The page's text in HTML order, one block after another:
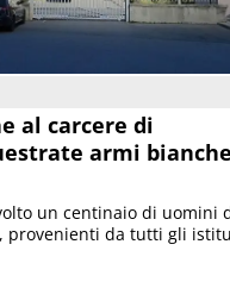
al carcere di
armi
un centinaio di uomini
provenienti da tutti gli